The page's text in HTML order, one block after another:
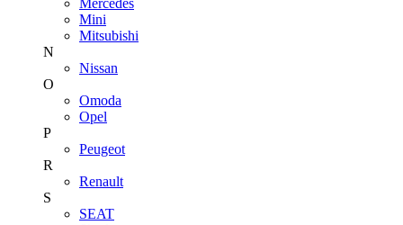
Mercedes
Mini
Mitsubishi
N
Nissan
O
Omoda
Opel
P
Peugeot
R
Renault
S
SEAT